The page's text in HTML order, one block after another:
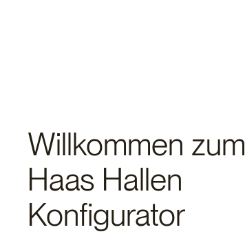
Willkommen zum
Haas Hallen
Konfigurator